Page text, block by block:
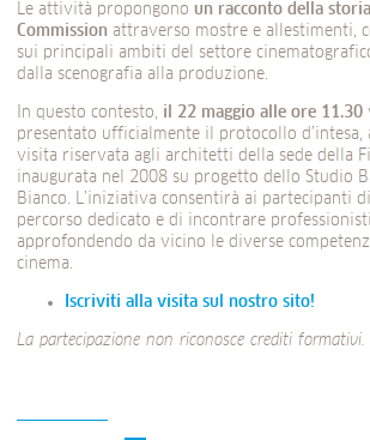
Le attività propongono un racconto della
Commission attraverso mostre e allestimenti,
sui principali ambiti del settore
dalla scenografia alla produzione.
In questo contesto, il 22 maggio alle ore 11.30
presentato ufficialmente il protocollo d’intesa,
visita riservata agli architetti della sede della
inaugurata nel 2008 su progetto dello Studio
Bianco. L’iniziativa consentirà ai partecipanti
percorso dedicato e di incontrare
approfondendo da vicino le diverse
cinema.
Iscriviti alla visita sul nostro sito!
La partecipazione non riconosce crediti formativi.